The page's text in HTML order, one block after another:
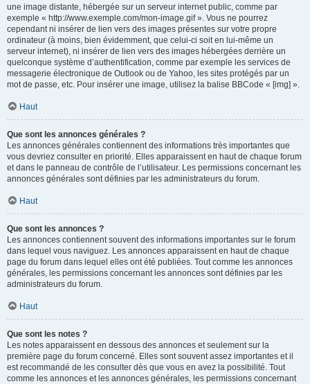
une image distante, hébergée sur un serveur internet public, comme par
exemple « http://www.exemple.com/mon-image.gif ». Vous ne pourrez
cependant ni insérer de lien vers des images présentes sur votre propre
ordinateur (à moins, bien évidemment, que celui-ci soit en lui-même un
serveur internet), ni insérer de lien vers des images hébergées derrière un
quelconque système d’authentification, comme par exemple les services de
messagerie électronique de Outlook ou de Yahoo, les sites protégés par un
mot de passe, etc. Pour insérer une image, utilisez la balise BBCode « [img] ».
Haut
Que sont les annonces générales ?
Les annonces générales contiennent des informations très importantes que
vous devriez consulter en priorité. Elles apparaissent en haut de chaque forum
et dans le panneau de contrôle de l’utilisateur. Les permissions concernant les
annonces générales sont définies par les administrateurs du forum.
Haut
Que sont les annonces ?
Les annonces contiennent souvent des informations importantes sur le forum
dans lequel vous naviguez. Les annonces apparaissent en haut de chaque
page du forum dans lequel elles ont été publiées. Tout comme les annonces
générales, les permissions concernant les annonces sont définies par les
administrateurs du forum.
Haut
Que sont les notes ?
Les notes apparaissent en dessous des annonces et seulement sur la
première page du forum concerné. Elles sont souvent assez importantes et il
est recommandé de les consulter dès que vous en avez la possibilité. Tout
comme les annonces et les annonces générales, les permissions concernant